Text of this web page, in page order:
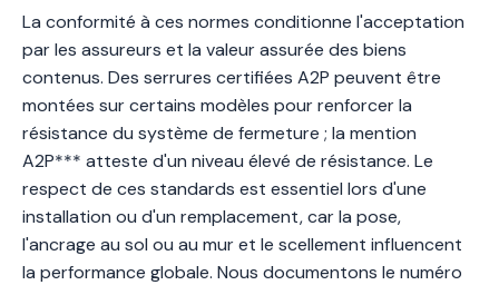
La conformité à ces normes conditionne l'acceptation
par les assureurs et la valeur assurée des biens
contenus. Des serrures certifiées A2P peuvent être
montées sur certains modèles pour renforcer la
résistance du système de fermeture ; la mention
A2P*** atteste d'un niveau élevé de résistance. Le
respect de ces standards est essentiel lors d'une
installation ou d'un remplacement, car la pose,
l'ancrage au sol ou au mur et le scellement influencent
la performance globale. Nous documentons le numéro